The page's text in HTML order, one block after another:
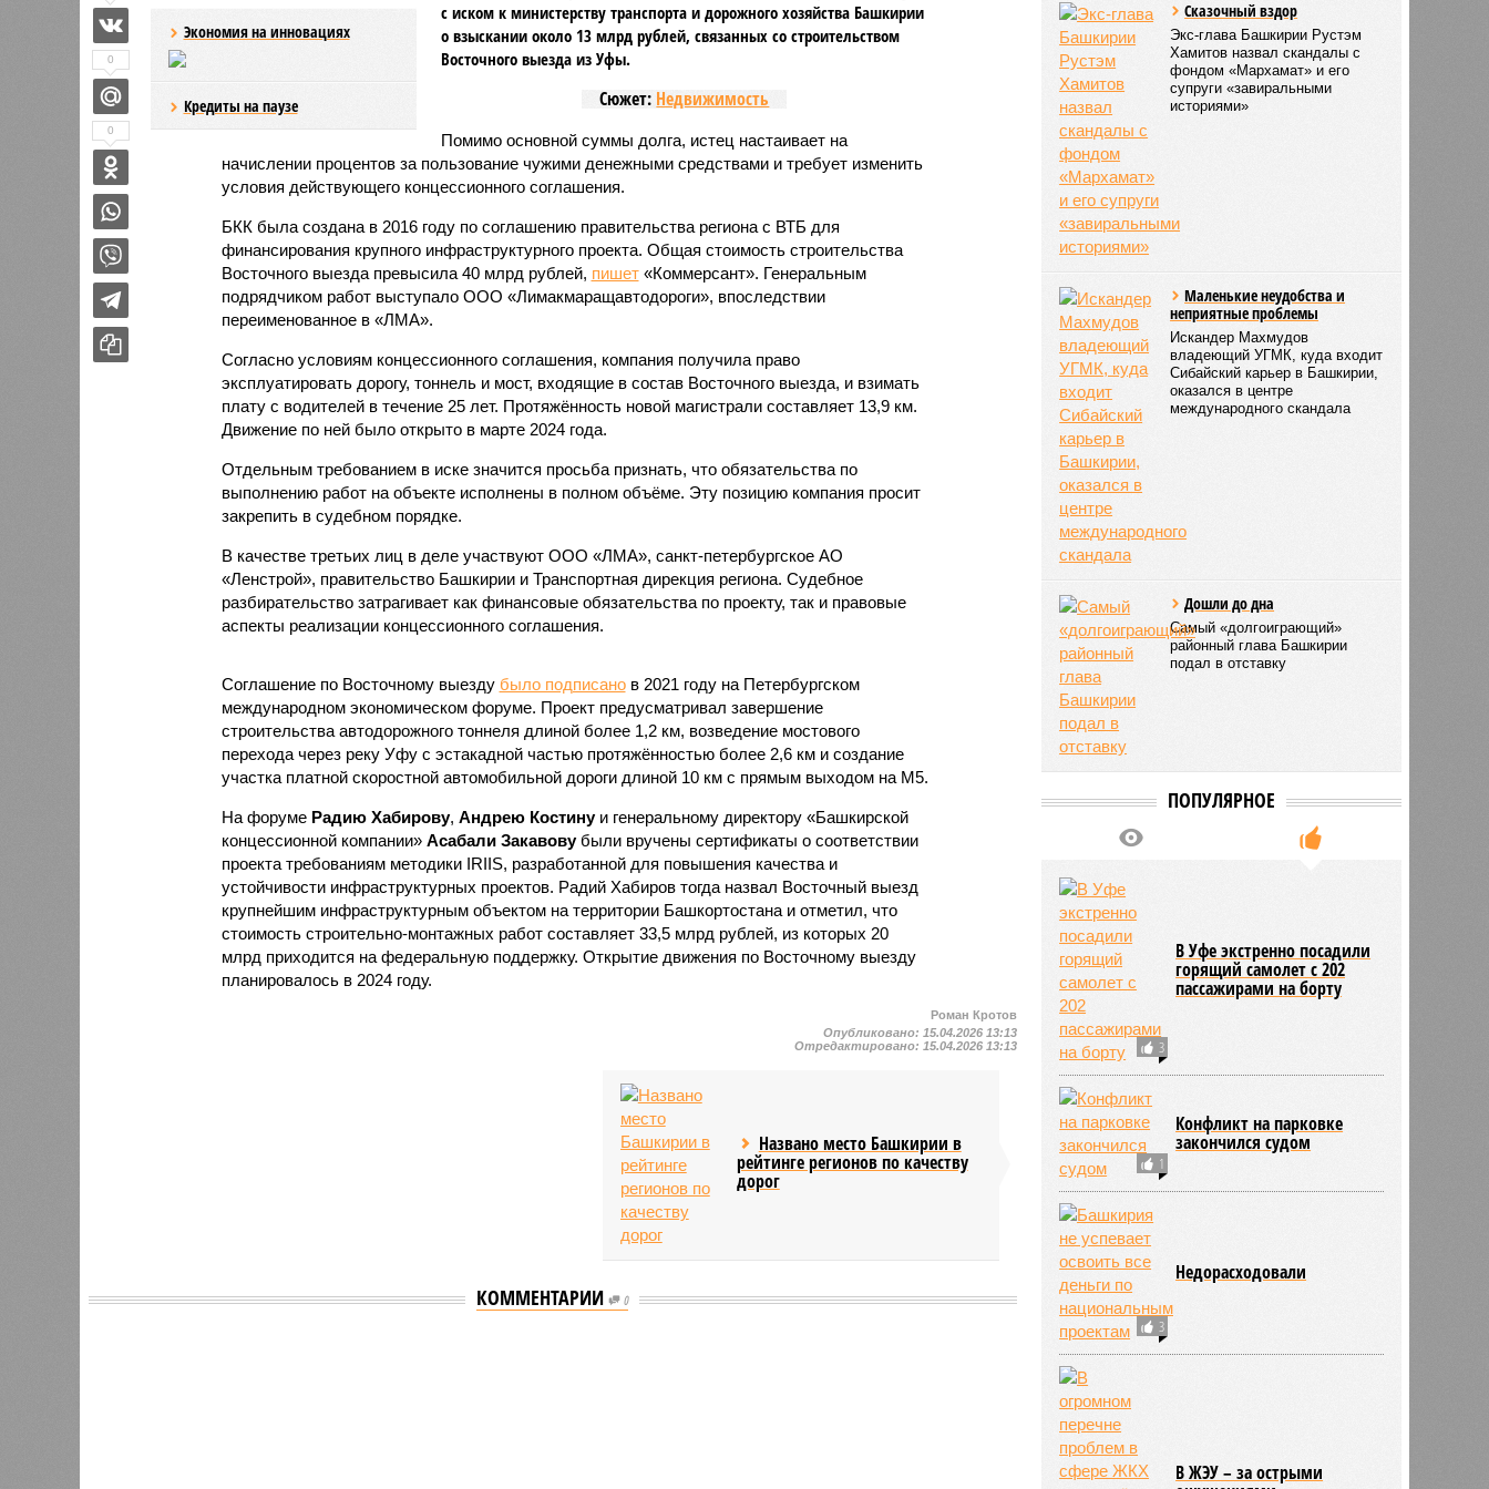
Экономия на инновациях
Кредиты на паузе
с иском к министерству транспорта и дорожного хозяйства Башкирии
о взыскании около 13 млрд рублей, связанных со строительством
Восточного выезда из Уфы.
Сюжет: Недвижимость
Помимо основной суммы долга, истец настаивает на
начислении процентов за пользование чужими денежными средствами и требует изменить
условия действующего концессионного соглашения.
БКК была создана в 2016 году по соглашению правительства региона с ВТБ для
финансирования крупного инфраструктурного проекта. Общая стоимость строительства
Восточного выезда превысила 40 млрд рублей, пишет«Коммерсант». Генеральным
подрядчиком работ выступало ООО «Лимакмаращавтодороги», впоследствии
переименованное в «ЛМА».
Согласно условиям концессионного соглашения, компания получила право
эксплуатировать дорогу, тоннель и мост, входящие в состав Восточного выезда, и взимать
плату с водителей в течение 25 лет. Протяжённость новой магистрали составляет 13,9 км.
Движение по ней было открыто в марте 2024 года.
Отдельным требованием в иске значится просьба признать, что обязательства по
выполнению работ на объекте исполнены в полном объёме. Эту позицию компания просит
закрепить в судебном порядке.
В качестве третьих лиц в деле участвуют ООО «ЛМА», санкт-петербургское АО
«Ленстрой», правительство Башкирии и Транспортная дирекция региона. Судебное
разбирательство затрагивает как финансовые обязательства по проекту, так и правовые
аспекты реализации концессионного соглашения.
Соглашение по Восточному выезду было подписанов 2021 году на Петербургском
международном экономическом форуме. Проект предусматривал завершение
строительства автодорожного тоннеля длиной более 1,2 км, возведение мостового
перехода через реку Уфу с эстакадной частью протяжённостью более 2,6 км и создание
участка платной скоростной автомобильной дороги длиной 10 км с прямым выходом на М5.
На форуме Радию Хабирову, Андрею Костинуи генеральному директору «Башкирской
концессионной компании» Асабали Закавовубыли вручены сертификаты о соответствии
проекта требованиям методики IRIIS, разработанной для повышения качества и
устойчивости инфраструктурных проектов. Радий Хабиров тогда назвал Восточный выезд
крупнейшим инфраструктурным объектом на территории Башкортостана и отметил, что
стоимость строительно-монтажных работ составляет 33,5 млрд рублей, из которых 20
млрд приходится на федеральную поддержку. Открытие движения по Восточному выезду
планировалось в 2024 году.
0
0
Роман Кротов
Опубликовано: 15.04.2026 13:13
Отредактировано: 15.04.2026 13:13
Названо место Башкирии в
рейтинге регионов по качеству
дорог
КОММЕНТАРИИ 0
Сказочный вздор
Экс-глава Башкирии Рустэм
Хамитов назвал скандалы с
фондом «Мархамат» и его
супруги «завиральными
историями»
Маленькие неудобства и
неприятные проблемы
Искандер Махмудов
владеющий УГМК, куда входит
Сибайский карьер в Башкирии,
оказался в центре
международного скандала
Дошли до дна
Самый «долгоиграющий»
районный глава Башкирии
подал в отставку
ПОПУЛЯРНОЕ
3
В Уфе экстренно посадили
горящий самолет с 202
пассажирами на борту
1
Конфликт на парковке
закончился судом
3
Недорасходовали
В ЖЭУ – за острыми